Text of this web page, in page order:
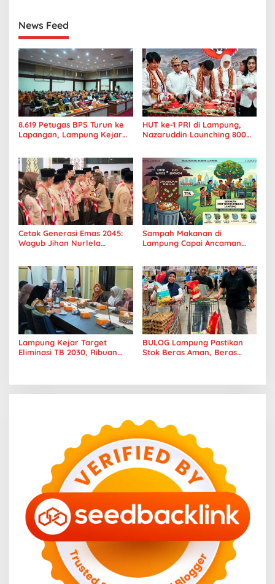
News Feed
8.619 Petugas BPS Turun ke
Lapangan, Lampung Kejar
HUT ke-1 PRI di Lampung,
Nazaruddin Launching 800
Cetak Generasi Emas 2045:
Wagub Jihan Nurlela
Era Digital
Sampah Makanan di
Lampung Capai Ancaman
Pangan
Lampung Kejar Target
Eliminasi TB 2030, Ribuan
BULOG Lampung Pastikan
Stok Beras Aman, Beras